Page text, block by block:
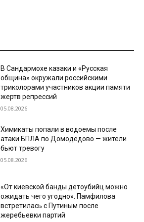
В Сандармохе казаки и «Русская
община» окружали российскими
триколорами участников акции памяти
жертв репрессий
05.08.2026
Химикаты попали в водоемы после
атаки БПЛА по Домодедово — жители
бьют тревогу
05.08.2026
«От киевской банды детоубийц можно
ожидать чего угодно». Памфилова
встретилась с Путиным после
жеребьевки партий